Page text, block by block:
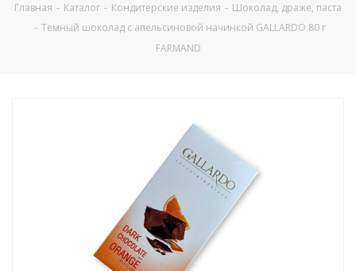
Главная - Каталог - Кондитерские изделия - Шоколад, драже, паста
- Темный шоколад с апельсиновой начинкой GALLARDO 80 г
FARMAND